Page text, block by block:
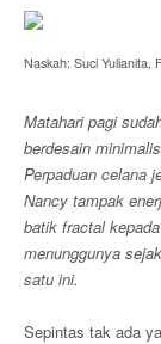
Naskah: Suci Yulianita,
Matahari pagi
berdesain
Perpaduan celana
Nancy tampak
batik fractal
menunggunya
satu ini.
Sepintas tak ada